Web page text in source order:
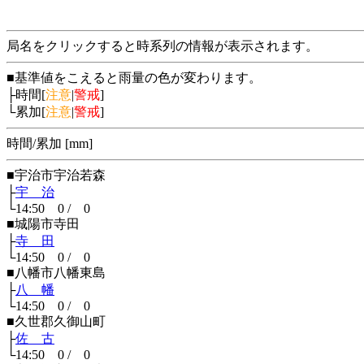
局名をクリックすると時系列の情報が表示されます。
■基準値をこえると雨量の色が変わります。
├時間[注意|警戒]
└累加[注意|警戒]
時間/累加 [mm]
■宇治市宇治若森
├宇 治
└14:50 0 / 0
■城陽市寺田
├寺 田
└14:50 0 / 0
■八幡市八幡東島
├八 幡
└14:50 0 / 0
■久世郡久御山町
├佐 古
└14:50 0 / 0